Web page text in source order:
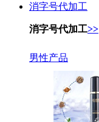
消字号代加工
消字号代加工>>
男性产品